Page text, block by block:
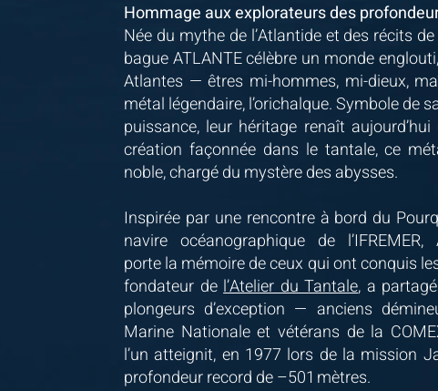
Hommage aux explorateurs des
Née du mythe de l’Atlantide et des récits
bague ATLANTE célèbre un monde
Atlantes — êtres mi-hommes, mi-dieux,
métal légendaire, l’orichalque. Symbole de
puissance, leur héritage renaît
création façonnée dans le tantale, ce
noble, chargé du mystère des abysses.
Inspirée par une rencontre à bord du
navire océanographique de l’IFREMER,
porte la mémoire de ceux qui ont conquis
fondateur del’Atelier du Tantale, a
plongeurs d’exception — anciens
Marine Nationale et vétérans de la
l’un atteignit, en 1977 lors de la mission
profondeur record de –501 mètres.